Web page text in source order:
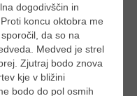
dogodivščin in
koncu oktobra me
da so na
Medved je strel
Zjutraj bodo znova
kje v bližini
bodo do pol osmih